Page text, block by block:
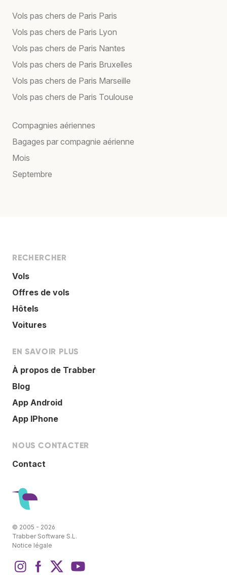
Vols pas chers de Paris Paris
Vols pas chers de Paris Lyon
Vols pas chers de Paris Nantes
Vols pas chers de Paris Bruxelles
Vols pas chers de Paris Marseille
Vols pas chers de Paris Toulouse
Compagnies aériennes
Bagages par compagnie aérienne
Mois
Septembre
RECHERCHER
Vols
Offres de vols
Hôtels
Voitures
EN SAVOIR PLUS
À propos de Trabber
Blog
App Android
App IPhone
NOUS CONTACTER
Contact
© 2005 - 2026
Trabber Software S.L.
Notice légale